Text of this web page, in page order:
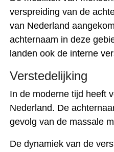
verspreiding van de
van Nederland
achternaam in deze
landen ook de interne
Verstedelijking
In de moderne tijd heeft
Nederland. De
gevolg van de massale
De dynamiek van de